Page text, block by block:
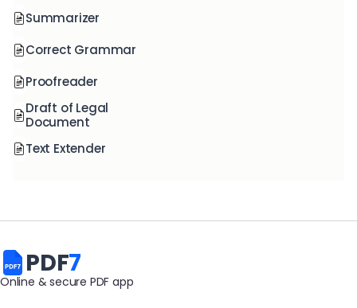
Summarizer
Correct Grammar
Proofreader
Draft of Legal
Document
Text Extender
PDF7
Online & secure PDF app